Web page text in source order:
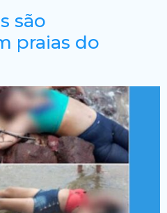
são
praias do